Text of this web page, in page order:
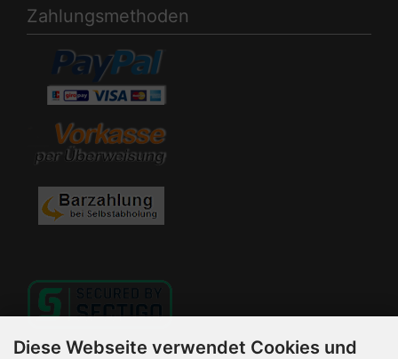
Zahlungsmethoden
Diese Webseite verwendet Cookies und